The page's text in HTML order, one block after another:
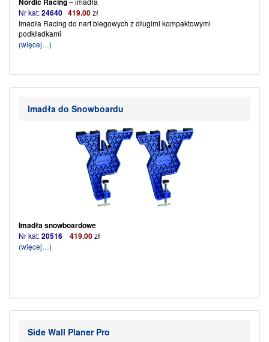
Nr kat:24640 419.00zł
Imadła Racing do nart biegowych z długimi kompaktowymi
podkładkami
(więcej…)
Imadła do Snowboardu
Imadła snowboardowe
Nr kat:20516 419.00zł
(więcej…)
Side Wall Planer Pro